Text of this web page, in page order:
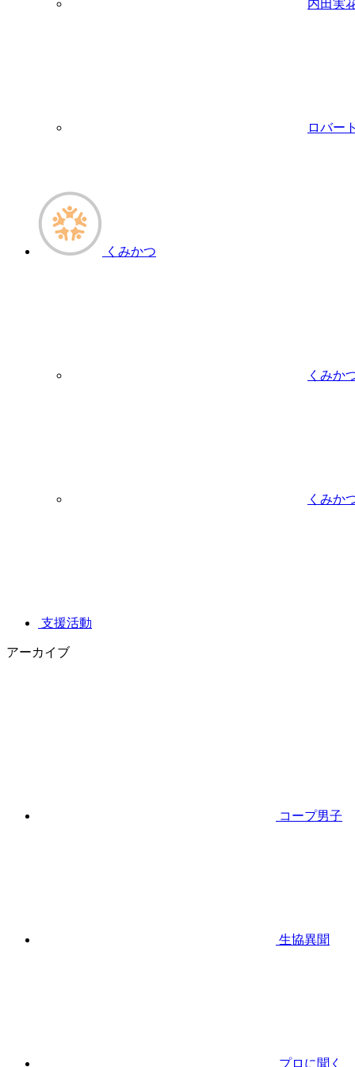
内田実
ロバー
くみかつ
くみか
くみか
支援活動
アーカイブ
コープ男子
生協異聞
プロに聞く